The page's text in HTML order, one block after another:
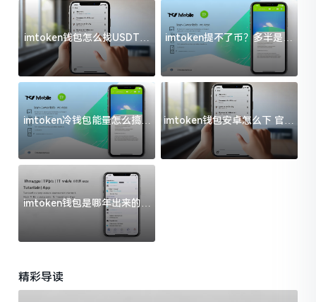
imtoken钱包怎么找USDT地
址？三步搞定不踩坑
imtoken提不了币？多半是这
几件事没处理好
imtoken冷钱包能量怎么搞？
过来人告诉你门道
imtoken钱包安卓怎么下 官方
渠道避坑指南
imtoken钱包是哪年出来的？
一文给你说清楚
精彩导读